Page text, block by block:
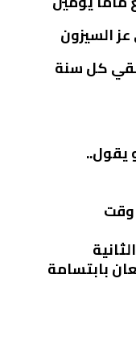
السيزون
كل سنة
يقول..
وقت
بابتسامة